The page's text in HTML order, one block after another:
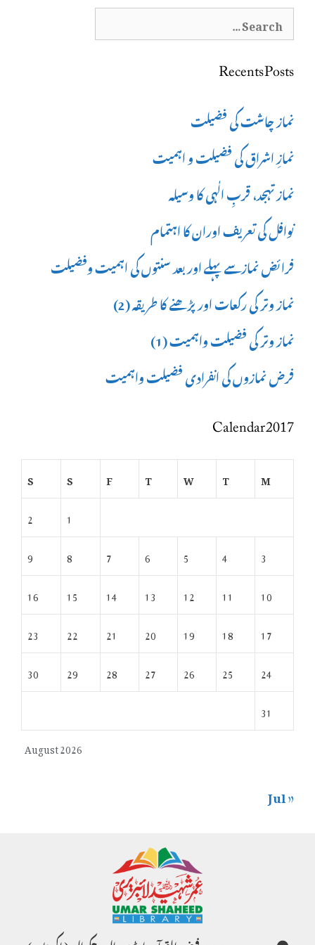
Search
Recents Posts
نماز چاشت کی فضیلت
نمازِ اشراق کی فضیلت و اہمیت
نماز تہجد، قربِ الٰہی کا وسیلہ
نوافل کی تعریف اوران کا اہتمام
فرائض نمازسے پہلے اور بعد سنتوں کی اہمیت وفضیلت
نماز وتر کی رکعات اور پڑھنے کا طریقہ (2)
نماز وتر کی فضیلت واہمیت (1)
فرض نمازوں کی انفرادی فضیلت واہمیت
Calendar 2017
August 2026
M
T
W
T
F
S
S
1
2
3
4
5
6
7
8
9
10
11
12
13
14
15
16
17
18
19
20
21
22
23
24
25
26
27
28
29
30
31
« Jul